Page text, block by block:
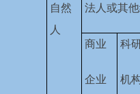
自然
人
法人或其
商业
企业
科
机